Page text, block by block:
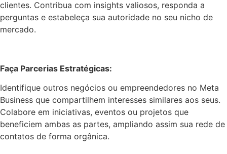
clientes. Contribua com insights valiosos, responda a
perguntas e estabeleça sua autoridade no seu nicho de
mercado.
Faça Parcerias Estratégicas:
Identifique outros negócios ou empreendedores no Meta
Business que compartilhem interesses similares aos seus.
Colabore em iniciativas, eventos ou projetos que
beneficiem ambas as partes, ampliando assim sua rede de
contatos de forma orgânica.